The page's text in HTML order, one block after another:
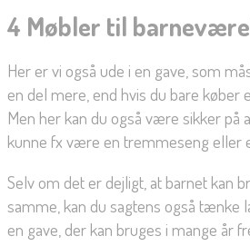
4 Møbler til
Her er vi også ude i en gave, som
en del mere, end hvis du bare køber
Men her kan du også være sikker på
kunne fx være en tremmeseng eller
Selv om det er dejligt, at barnet kan
samme, kan du sagtens også tænke
en gave, der kan bruges i mange år